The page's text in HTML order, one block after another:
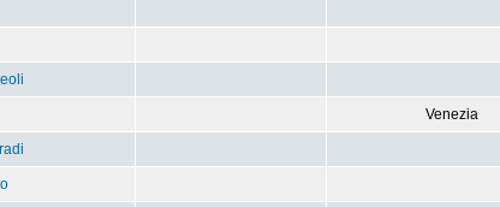
Venezia